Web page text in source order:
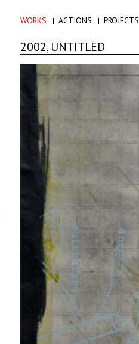
WORKS ACTIONS PROJECTS
2002, UNTITLED